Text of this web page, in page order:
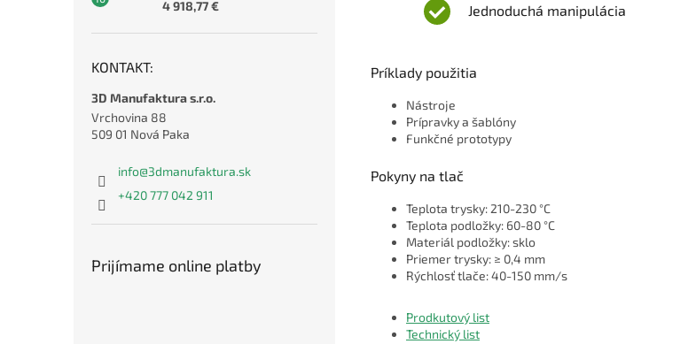
4 918,77 €
KONTAKT:
3D Manufaktura s.r.o.
Vrchovina 88
509 01 Nová Paka
info@3dmanufaktura.sk
+420 777 042 911
Prijímame online platby
Jednoduchá manipulácia
Príklady použitia
Nástroje
Prípravky a šablóny
Funkčné prototypy
Pokyny na tlač
Teplota trysky: 210-230 °C
Teplota podložky: 60-80 °C
Materiál podložky: sklo
Priemer trysky: ≥ 0,4 mm
Rýchlosť tlače: 40-150 mm/s
Prodkutový list
Technický list